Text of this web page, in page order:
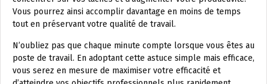
Vous pourrez ainsi accomplir davantage en moins de temps
tout en préservant votre qualité de travail.
N’oubliez pas que chaque minute compte lorsque vous êtes au
poste de travail. En adoptant cette astuce simple mais efficace,
vous serez en mesure de maximiser votre efficacité et